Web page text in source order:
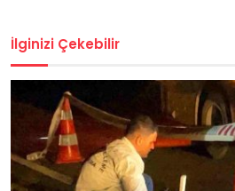
İlginizi Çekebilir